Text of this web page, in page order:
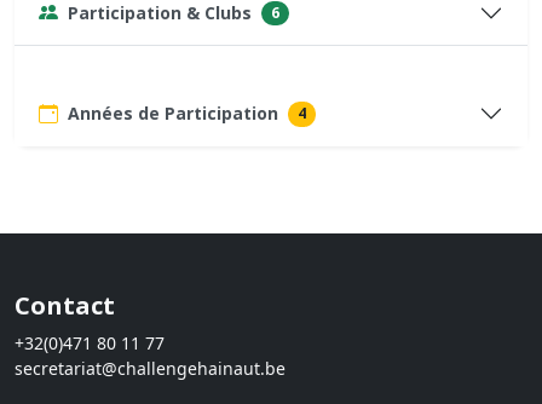
Participation & Clubs 6
Années de Participation 4
Contact
+32(0)471 80 11 77
secretariat@challengehainaut.be